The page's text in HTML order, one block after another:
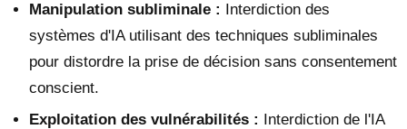
Manipulation subliminale :
Interdiction des
systèmes d'IA utilisant des techniques subliminales
pour distordre la prise de décision sans consentement
conscient.
Exploitation des vulnérabilités : Interdiction de l'IA